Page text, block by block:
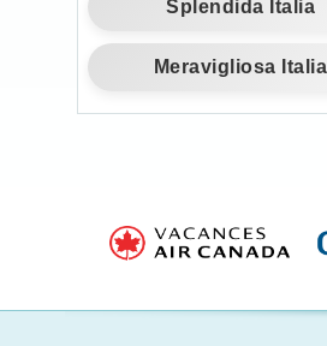
Splendida Italia
Meravigliosa Italia